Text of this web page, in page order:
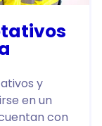
y
en un
con